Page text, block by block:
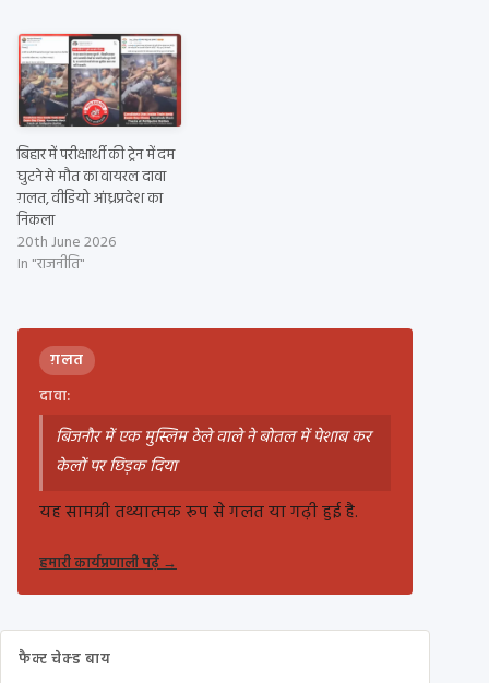
बिहार में परीक्षार्थी की ट्रेन में दम
घुटने से मौत का वायरल दावा
ग़लत, वीडियो आंध्रप्रदेश का
निकला
20th June 2026
In "राजनीति"
ग़लत
दावा:
बिजनौर में एक मुस्लिम ठेले वाले ने बोतल में पेशाब कर
केलों पर छिड़क दिया
यह सामग्री तथ्यात्मक रूप से गलत या गढ़ी हुई है.
हमारी कार्यप्रणाली पढ़ें→
फैक्ट चेक्ड बाय